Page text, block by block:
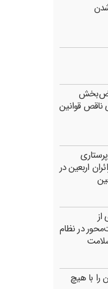
ناقص قوانین
اربعین در
در نظام
با هیچ